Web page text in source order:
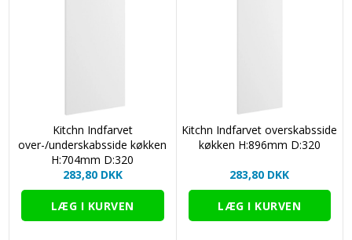
Kitchn Indfarvet
over-/underskabsside køkken
H:704mm D:320
283,80 DKK
Kitchn Indfarvet overskabsside
køkken H:896mm D:320
283,80 DKK